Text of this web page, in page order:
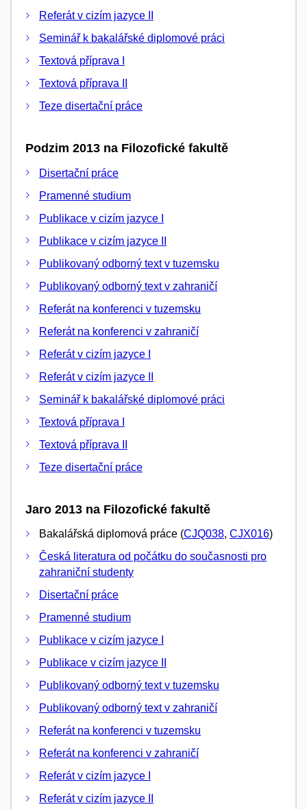
Referát v cizím jazyce II
Seminář k bakalářské diplomové práci
Textová příprava I
Textová příprava II
Teze disertační práce
Podzim 2013 na Filozofické fakultě
Disertační práce
Pramenné studium
Publikace v cizím jazyce I
Publikace v cizím jazyce II
Publikovaný odborný text v tuzemsku
Publikovaný odborný text v zahraničí
Referát na konferenci v tuzemsku
Referát na konferenci v zahraničí
Referát v cizím jazyce I
Referát v cizím jazyce II
Seminář k bakalářské diplomové práci
Textová příprava I
Textová příprava II
Teze disertační práce
Jaro 2013 na Filozofické fakultě
Bakalářská diplomová práce (CJQ038, CJX016)
Česká literatura od počátku do současnosti pro
zahraniční studenty
Disertační práce
Pramenné studium
Publikace v cizím jazyce I
Publikace v cizím jazyce II
Publikovaný odborný text v tuzemsku
Publikovaný odborný text v zahraničí
Referát na konferenci v tuzemsku
Referát na konferenci v zahraničí
Referát v cizím jazyce I
Referát v cizím jazyce II